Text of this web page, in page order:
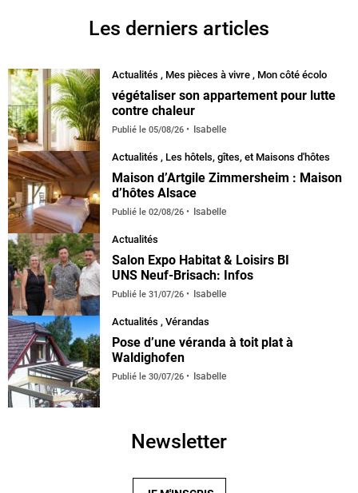
Les derniers articles
Actualités , Mes pièces à vivre , Mon côté écolo
végétaliser son appartement pour lutte
contre chaleur
Publié le 05/08/26 Isabelle
Actualités , Les hôtels, gîtes, et Maisons d'hôtes
Maison d’Artgile Zimmersheim : Maison
d’hôtes Alsace
Publié le 02/08/26 Isabelle
Actualités
Salon Expo Habitat & Loisirs BI
UNS Neuf-Brisach: Infos
Publié le 31/07/26 Isabelle
default
Actualités , Vérandas
Pose d’une véranda à toit plat à
Waldighofen
Publié le 30/07/26 Isabelle
Newsletter